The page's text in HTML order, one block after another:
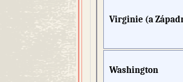
Virginie (a
Washington